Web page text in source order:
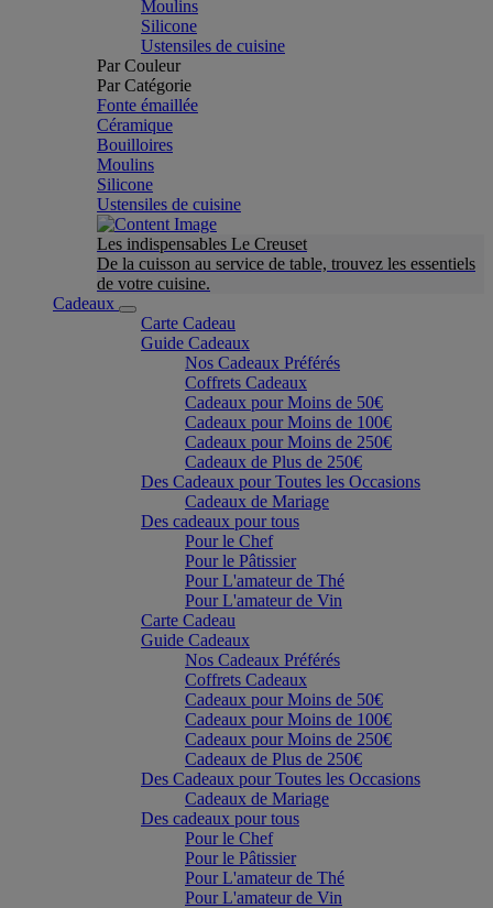
Moulins
Silicone
Ustensiles de cuisine
Par Couleur
Par Catégorie
Fonte émaillée
Céramique
Bouilloires
Moulins
Silicone
Ustensiles de cuisine
Les indispensables Le Creuset
De la cuisson au service de table, trouvez les essentiels
de votre cuisine.
Cadeaux
Carte Cadeau
Guide Cadeaux
Nos Cadeaux Préférés
Coffrets Cadeaux
Cadeaux pour Moins de 50€
Cadeaux pour Moins de 100€
Cadeaux pour Moins de 250€
Cadeaux de Plus de 250€
Des Cadeaux pour Toutes les Occasions
Cadeaux de Mariage
Des cadeaux pour tous
Pour le Chef
Pour le Pâtissier
Pour L'amateur de Thé
Pour L'amateur de Vin
Carte Cadeau
Guide Cadeaux
Nos Cadeaux Préférés
Coffrets Cadeaux
Cadeaux pour Moins de 50€
Cadeaux pour Moins de 100€
Cadeaux pour Moins de 250€
Cadeaux de Plus de 250€
Des Cadeaux pour Toutes les Occasions
Cadeaux de Mariage
Des cadeaux pour tous
Pour le Chef
Pour le Pâtissier
Pour L'amateur de Thé
Pour L'amateur de Vin